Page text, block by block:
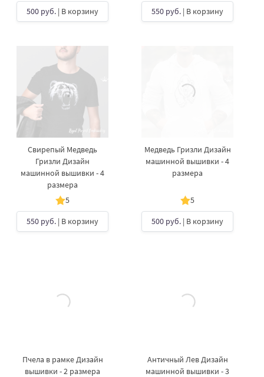
500 руб. | В корзину 550 руб. | В корзину
Свирепый Медведь
Гризли Дизайн
машинной вышивки - 4
размера
5
550 руб. | В корзину
Медведь Гризли Дизайн
машинной вышивки - 4
размера
5
500 руб. | В корзину
Пчела в рамке Дизайн
вышивки - 2 размера
Античный Лев Дизайн
машинной вышивки - 3